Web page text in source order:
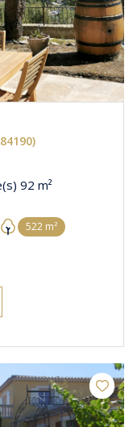
Villa 5 pièce(s) 3 chambre(s) 92 m²
522 m²